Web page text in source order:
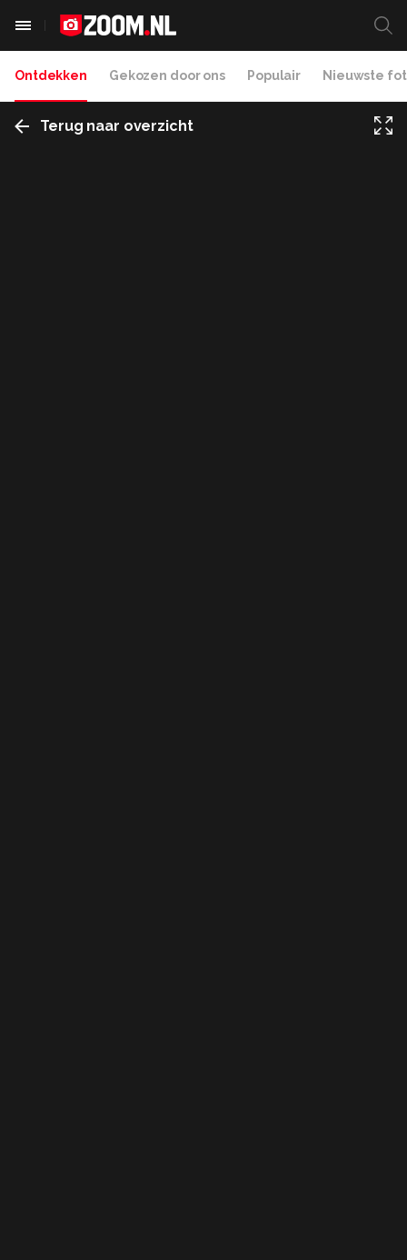
Ontdekken Gekozen door ons Populair Nieuwste
Terug naar overzicht